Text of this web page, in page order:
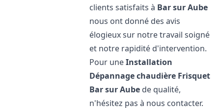
clients satisfaits à Bar sur Aube
nous ont donné des avis
élogieux sur notre travail soigné
et notre rapidité d'intervention.
Pour uneInstallation
Dépannage chaudière Frisquet
Bar sur Aube de qualité,
n'hésitez pas à nous contacter.